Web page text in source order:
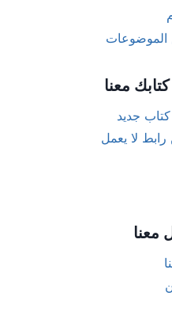
معنا
جديد
رابط لا يعمل
معنا